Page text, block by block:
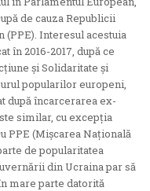
de cauza Republicii
Interesul acestuia
în 2016-2017, după ce
și Solidaritate și
popularilor europeni,
după încarcerarea ex-
similar, cu excepția
PPE (Mișcarea Națională
de popularitatea
din Ucraina par să
mare parte datorită